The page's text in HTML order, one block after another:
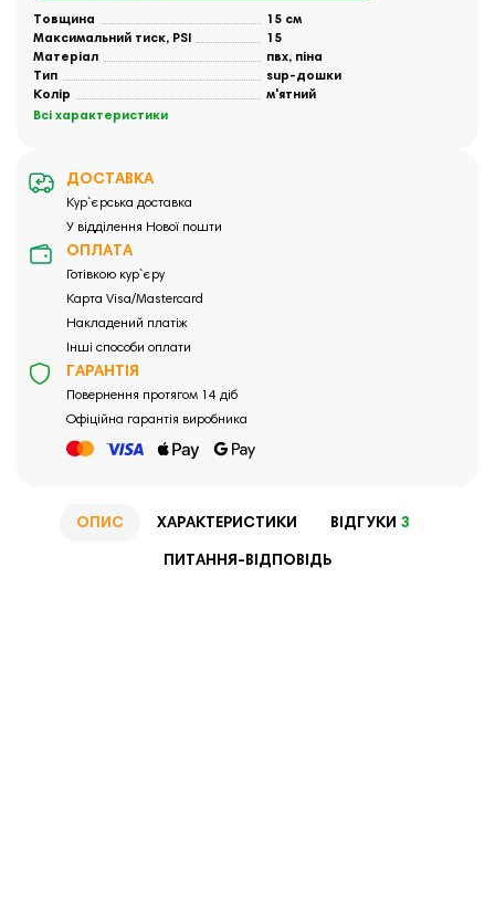
Товщина
15 см
Максимальний тиск, PSI
15
Матеріал
пвх, піна
Тип
sup-дошки
Колір
м'ятний
Всі характеристики
ДОСТАВКА
Кур`єрська доставка
У відділення Нової пошти
ОПЛАТА
Готівкою кур`єру
Карта Visa/Mastercard
Накладений платіж
Інші способи оплати
ГАРАНТІЯ
Повернення протягом 14 діб
Офіційна гарантія виробника
ОПИС ХАРАКТЕРИСТИКИ ВІДГУКИ 3
ПИТАННЯ-ВІДПОВІДЬ